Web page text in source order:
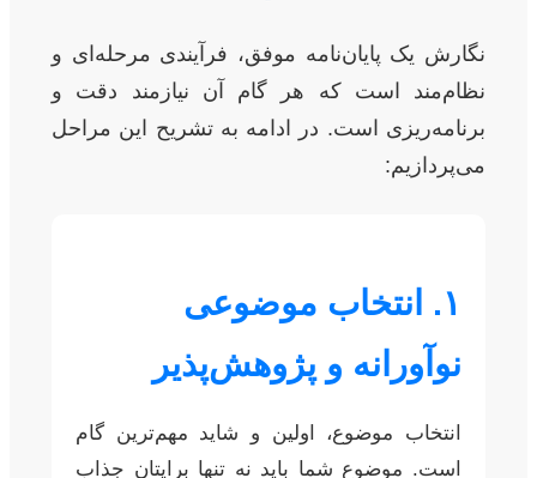
نگارش یک پایان‌نامه موفق، فرآیندی مرحله‌ای و
نظام‌مند است که هر گام آن نیازمند دقت و
برنامه‌ریزی است. در ادامه به تشریح این مراحل
می‌پردازیم:
۱. انتخاب موضوعی
نوآورانه و پژوهش‌پذیر
انتخاب موضوع، اولین و شاید مهم‌ترین گام
است. موضوع شما باید نه تنها برایتان جذاب